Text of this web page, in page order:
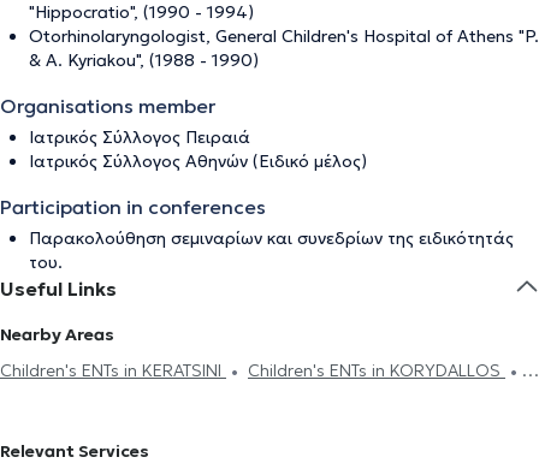
"Hippocratio", (1990 - 1994)
Otorhinolaryngologist, General Children's Hospital of Athens "P.
& A. Kyriakou", (1988 - 1990)
Organisations member
Ιατρικός Σύλλογος Πειραιά
Ιατρικός Σύλλογος Αθηνών (Ειδικό μέλος)
Participation in conferences
Παρακολούθηση σεμιναρίων και συνεδρίων της ειδικότητάς
του.
Useful Links
Nearby Areas
Children's ENTs in KERATSINI
Children's ENTs in KORYDALLOS
AMPELOKIPOI
Children's ENTs in PLATIA MAVILI
Relevant Services